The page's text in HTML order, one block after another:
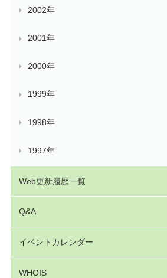
2002年
2001年
2000年
1999年
1998年
1997年
Web更新履歴一覧
Q&A
イベントカレンダー
WHOIS